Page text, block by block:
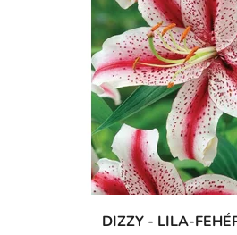
DIZZY - LILA-